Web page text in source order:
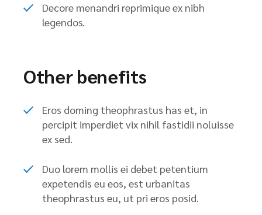
Decore menandri reprimique ex nibh
legendos.
Other benefits
Eros doming theophrastus has et, in
percipit imperdiet vix nihil fastidii noluisse
ex sed.
Duo lorem mollis ei debet petentium
expetendis eu eos, est urbanitas
theophrastus eu, ut pri eros posid.